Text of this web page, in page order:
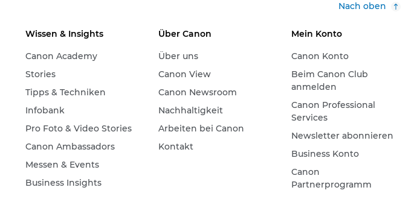
Nach oben
Wissen & Insights
Canon Academy
Stories
Tipps & Techniken
Infobank
Pro Foto & Video Stories
Canon Ambassadors
Messen & Events
Business Insights
Über Canon
Über uns
Canon View
Canon Newsroom
Nachhaltigkeit
Arbeiten bei Canon
Kontakt
Mein Konto
Canon Konto
Beim Canon Club
anmelden
Canon Professional
Services
Newsletter abonnieren
Business Konto
Canon
Partnerprogramm